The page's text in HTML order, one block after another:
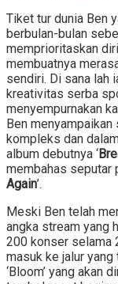
Tiket tur dunia Ben
berbulan-bulan
memprioritaskan
membuatnya
sendiri. Di sana lah
kreativitas serba
menyempurnakan
Ben
kompleks dan
album debutnya ‘
membahas seputar
Again’.
Meski Ben telah
angka stream yang
200 konser selama
masuk ke jalur
‘Bloom’ yang akan